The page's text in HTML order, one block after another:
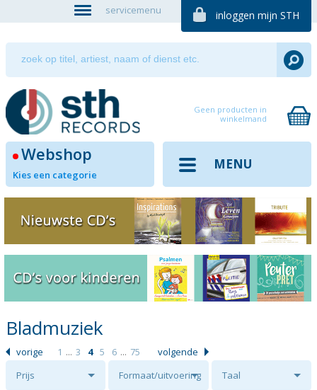
servicemenu inloggen mijn STH
Geen producten in
winkelmand
Webshop
Kies een categorie
MENU
Bladmuziek
vorige 1 ... 3 4 5 6 ... 75
volgende
Prijs
Formaat/uitvoering Taal